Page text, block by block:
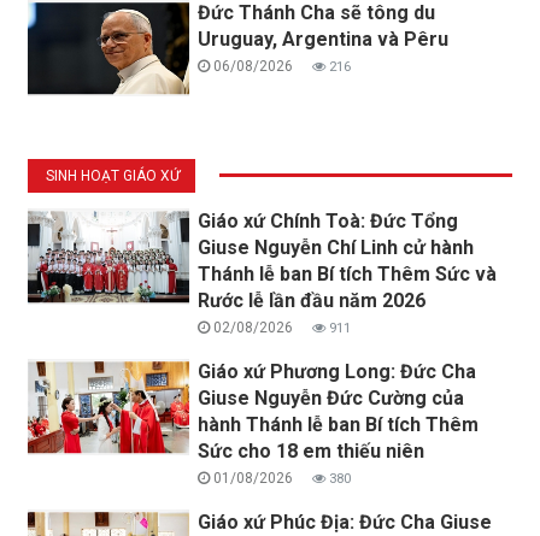
Đức Thánh Cha sẽ tông du
Uruguay, Argentina và Pêru
06/08/2026 216
SINH HOẠT GIÁO XỨ
Giáo xứ Chính Toà: Đức Tổng
Giuse Nguyễn Chí Linh cử hành
Thánh lễ ban Bí tích Thêm Sức và
Rước lễ lần đầu năm 2026
02/08/2026 911
Giáo xứ Phương Long: Đức Cha
Giuse Nguyễn Đức Cường của
hành Thánh lễ ban Bí tích Thêm
Sức cho 18 em thiếu niên
01/08/2026 380
Giáo xứ Phúc Địa: Đức Cha Giuse